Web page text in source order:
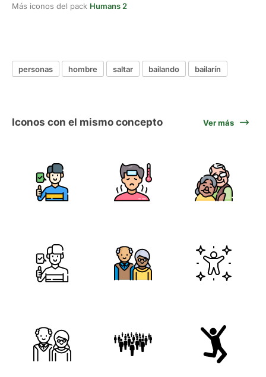
Más iconos del pack Humans 2
personas hombre saltar bailando bailarín
Iconos con el mismo concepto Ver más